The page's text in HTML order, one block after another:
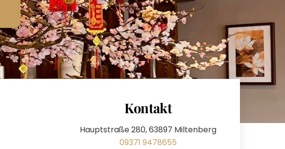
Kontakt
Hauptstraße 280, 63897 Miltenberg
09371 9478655